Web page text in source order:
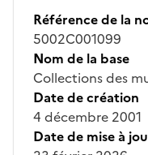
Référence de la
5002C001099
Nom de la base
Collections des
Date de création
4 décembre 2001
Date de mise à